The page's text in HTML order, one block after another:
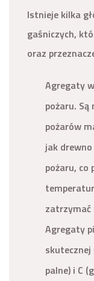
Istnieje kilka
gaśniczych,
oraz
Agregaty
pożaru.
pożarów
jak
pożaru, co
zatrzymać
Agregaty
skutecznej
palne) i C